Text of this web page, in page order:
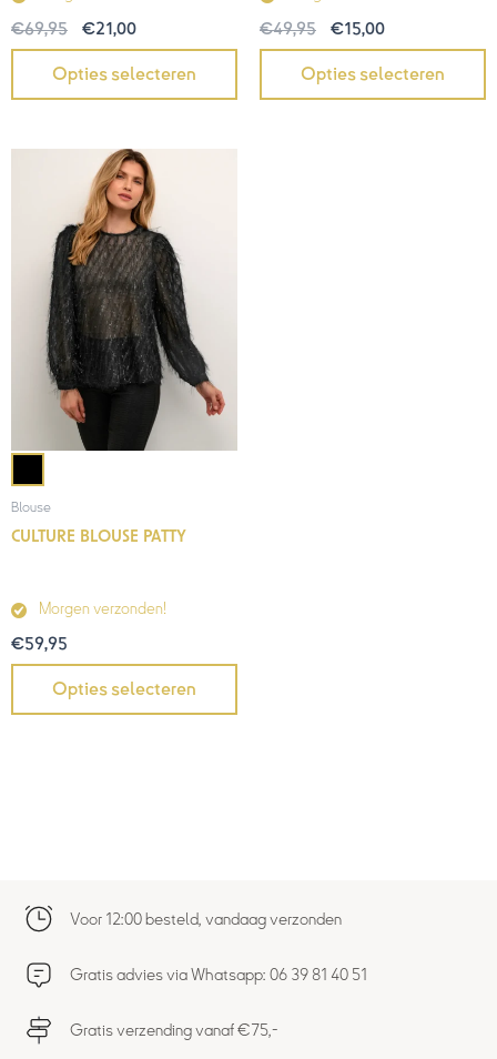
€69,95 €21,00
Opties selecteren
€49,95 €15,00
Opties selecteren
Blouse
CULTURE BLOUSE PATTY
Morgen verzonden!
€59,95
Opties selecteren
Voor 12:00 besteld, vandaag verzonden
Gratis advies via Whatsapp: 06 39 81 40 51
Gratis verzending vanaf €75,-